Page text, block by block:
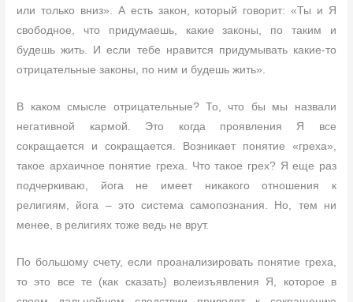
или только вниз». А есть закон, который говорит: «Ты и Я
свободное, что придумаешь, какие законы, по таким и
будешь жить. И если тебе нравится придумывать какие-то
отрицательные законы, по ним и будешь жить».
В каком смысле отрицательные? То, что бы мы назвали
негативной кармой. Это когда проявления Я все
сокращается и сокращается. Возникает понятие «греха»,
такое архаичное понятие греха. Что такое грех? Я еще раз
подчеркиваю, йога не имеет никакого отношения к
религиям, йога – это система самопознания. Но, тем ни
менее, в религиях тоже ведь не врут.
По большому счету, если проанализировать понятие греха,
то это все те (как сказать) волеизъявления Я, которое в